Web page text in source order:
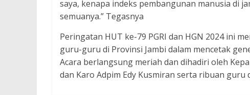
saya, kenapa indeks pembangunan manusia di
semuanya.” Tegasnya
Peringatan HUT ke-79 PGRI dan HGN 2024 ini
guru-guru di Provinsi Jambi dalam mencetak
Acara berlangsung meriah dan dihadiri oleh
dan Karo Adpim Edy Kusmiran serta ribuan